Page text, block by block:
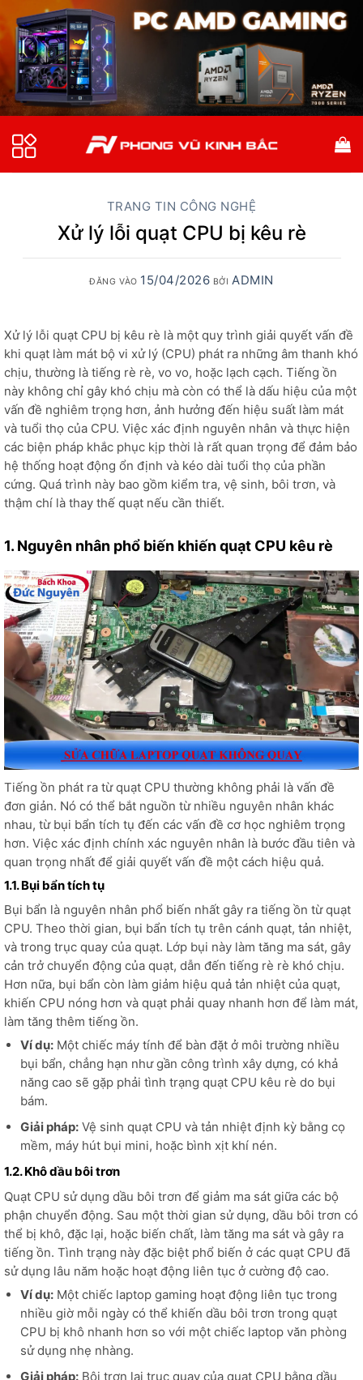
qua
nội
dung
TRANG TIN CÔNG NGHỆ
Xử lý lỗi quạt CPU bị kêu rè
ĐĂNG VÀO 15/04/2026 BỞI ADMIN
Xử lý lỗi quạt CPU bị kêu rè là một quy trình giải quyết vấn đề
khi quạt làm mát bộ vi xử lý (CPU) phát ra những âm thanh khó
chịu, thường là tiếng rè rè, vo vo, hoặc lạch cạch. Tiếng ồn
này không chỉ gây khó chịu mà còn có thể là dấu hiệu của một
vấn đề nghiêm trọng hơn, ảnh hưởng đến hiệu suất làm mát
và tuổi thọ của CPU. Việc xác định nguyên nhân và thực hiện
các biện pháp khắc phục kịp thời là rất quan trọng để đảm bảo
hệ thống hoạt động ổn định và kéo dài tuổi thọ của phần
cứng. Quá trình này bao gồm kiểm tra, vệ sinh, bôi trơn, và
thậm chí là thay thế quạt nếu cần thiết.
1. Nguyên nhân phổ biến khiến quạt CPU kêu rè
Tiếng ồn phát ra từ quạt CPU thường không phải là vấn đề
đơn giản. Nó có thể bắt nguồn từ nhiều nguyên nhân khác
nhau, từ bụi bẩn tích tụ đến các vấn đề cơ học nghiêm trọng
hơn. Việc xác định chính xác nguyên nhân là bước đầu tiên và
quan trọng nhất để giải quyết vấn đề một cách hiệu quả.
1.1. Bụi bẩn tích tụ
Bụi bẩn là nguyên nhân phổ biến nhất gây ra tiếng ồn từ quạt
CPU. Theo thời gian, bụi bẩn tích tụ trên cánh quạt, tản nhiệt,
và trong trục quay của quạt. Lớp bụi này làm tăng ma sát, gây
cản trở chuyển động của quạt, dẫn đến tiếng rè rè khó chịu.
Hơn nữa, bụi bẩn còn làm giảm hiệu quả tản nhiệt của quạt,
khiến CPU nóng hơn và quạt phải quay nhanh hơn để làm mát,
làm tăng thêm tiếng ồn.
Ví dụ:Một chiếc máy tính để bàn đặt ở môi trường nhiều
bụi bẩn, chẳng hạn như gần công trình xây dựng, có khả
năng cao sẽ gặp phải tình trạng quạt CPU kêu rè do bụi
bám.
Giải pháp:Vệ sinh quạt CPU và tản nhiệt định kỳ bằng cọ
mềm, máy hút bụi mini, hoặc bình xịt khí nén.
1.2. Khô dầu bôi trơn
Quạt CPU sử dụng dầu bôi trơn để giảm ma sát giữa các bộ
phận chuyển động. Sau một thời gian sử dụng, dầu bôi trơn có
thể bị khô, đặc lại, hoặc biến chất, làm tăng ma sát và gây ra
tiếng ồn. Tình trạng này đặc biệt phổ biến ở các quạt CPU đã
sử dụng lâu năm hoặc hoạt động liên tục ở cường độ cao.
Ví dụ:Một chiếc laptop gaming hoạt động liên tục trong
nhiều giờ mỗi ngày có thể khiến dầu bôi trơn trong quạt
CPU bị khô nhanh hơn so với một chiếc laptop văn phòng
sử dụng nhẹ nhàng.
Giải pháp:Bôi trơn lại trục quay của quạt CPU bằng dầu